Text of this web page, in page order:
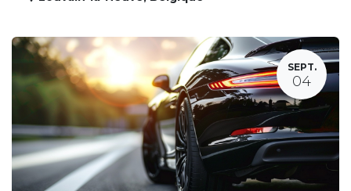
SEPT.
04